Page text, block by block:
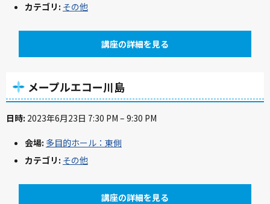
カテゴリ: その他
講座の詳細を見る
メープルエコー川島
日時: 2023年6月23日 7:30 PM – 9:30 PM
会場: 多目的ホール：東側
カテゴリ: その他
講座の詳細を見る